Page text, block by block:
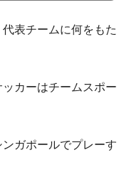
表チームに何をもた
カーはチームスポー
ガポールでプレーす